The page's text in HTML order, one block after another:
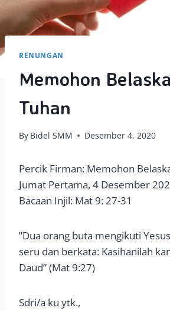
RENUNGAN
Memohon
Tuhan
By Bidel SMM Desember 4, 2020
Percik Firman: Memohon
Jumat Pertama, 4 Desember
Bacaan Injil: Mat 9: 27-31
”Dua orang buta mengikuti
seru dan berkata: Kasihanilah
Daud” (Mat 9:27)
Sdri/a ku ytk.,